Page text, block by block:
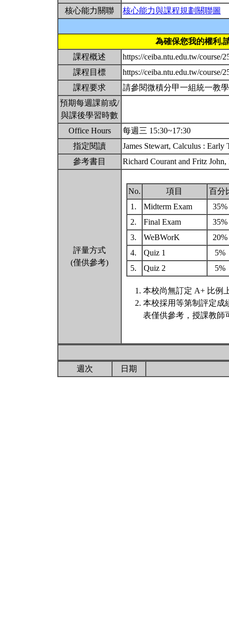
核心能力關聯
核心能力與課程規劃關聯圖
為確保您我的權利,
課程概述
https://ceiba.ntu.edu.tw/
課程目標
https://ceiba.ntu.edu.tw/
課程要求
請參閱微積分甲一組統一教
預期每週課前或/
與課後學習時數
Office Hours
每週三 15:30~17:30
指定閱讀
James Stewart, Calculus : Early
參考書目
Richard Courant and Fritz
評量方式
(僅供參考)
No. 項目
百分
1.
Midterm Exam
35%
2.
Final Exam
35%
3.
WeBWorK
20%
4.
Quiz 1
5%
5.
Quiz 2 5%
本校尚無訂定 A+ 比例
本校採用等第制評定成
表僅供參考，授課教師
週次 日期